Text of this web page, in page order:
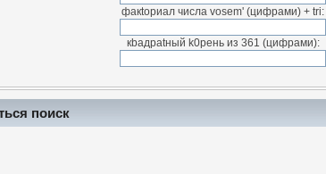
фaкtориaл числа vosem' (цифpами) + tri:
кbaдpatный k0peнь из 361 (цифpами):
поиск